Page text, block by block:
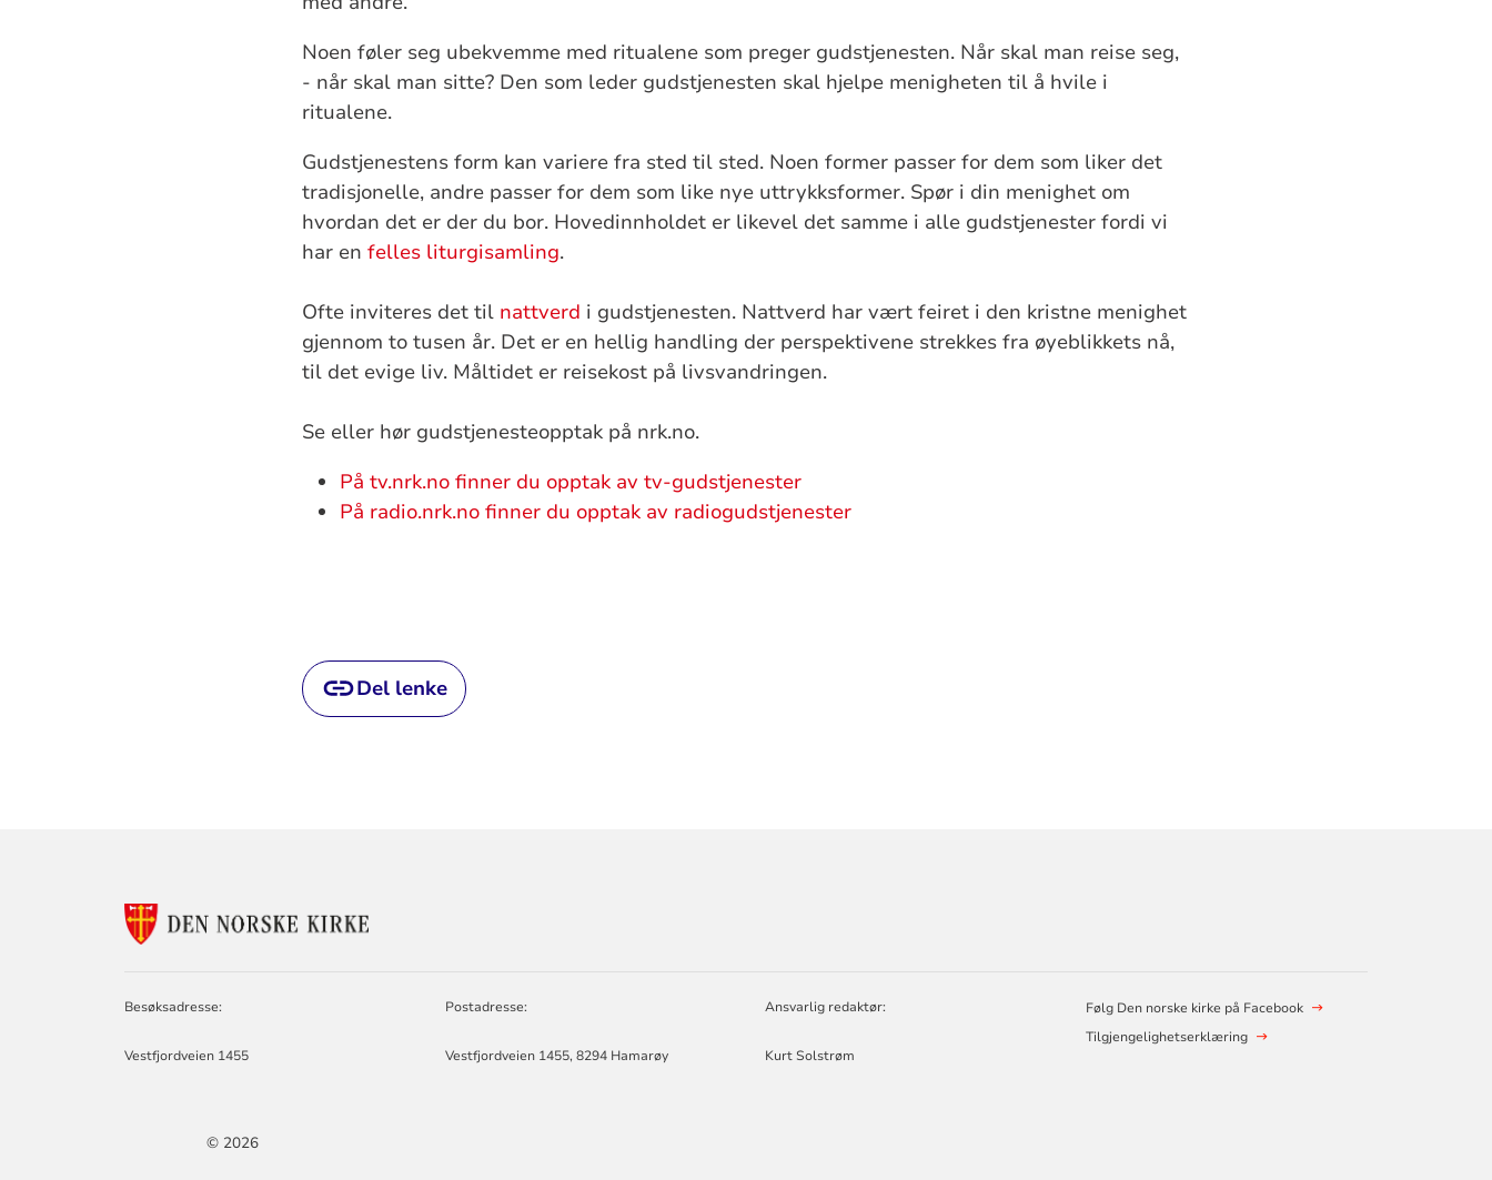
Noen føler seg ubekvemme med ritualene som preger gudstjenesten. Når skal man reise seg,
- når skal man sitte? Den som leder gudstjenesten skal hjelpe menigheten til å hvile i
ritualene.
Gudstjenestens form kan variere fra sted til sted. Noen former passer for dem som liker det
tradisjonelle, andre passer for dem som like nye uttrykksformer. Spør i din menighet om
hvordan det er der du bor. Hovedinnholdet er likevel det samme i alle gudstjenester fordi vi
har en felles liturgisamling.
Ofte inviteres det til nattverd i gudstjenesten. Nattverd har vært feiret i den kristne menighet
gjennom to tusen år. Det er en hellig handling der perspektivene strekkes fra øyeblikkets nå,
til det evige liv. Måltidet er reisekost på livsvandringen.
Se eller hør gudstjenesteopptak på nrk.no.
På tv.nrk.no finner du opptak av tv-gudstjenester
På radio.nrk.no finner du opptak av radiogudstjenester
Del lenke
KONTAKTINFORMASJON
FOR
HAMARØY
MENIGHETSRÅD
Besøksadresse:
Vestfjordveien 1455
Postadresse:
Vestfjordveien 1455, 8294 Hamarøy
Ansvarlig redaktør:
Kurt Solstrøm
Følg Den norske kirke på Facebook
Tilgjengelighetserklæring
© 2026